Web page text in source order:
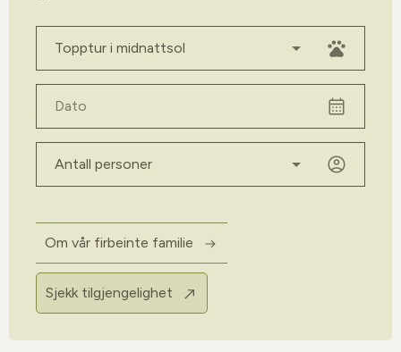
Om vår firbeinte familie
Sjekk tilgjengelighet